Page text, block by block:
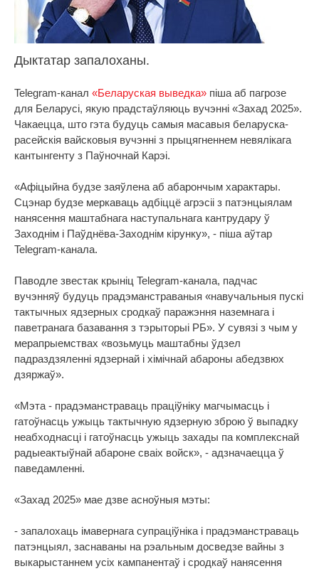
Дыктатар запалоханы.
Telegram-канал «Беларуская выведка» піша аб пагрозе
для Беларусі, якую прадстаўляюць вучэнні «Захад 2025».
Чакаецца, што гэта будуць самыя масавыя беларуска-
расейскія вайсковыя вучэнні з прыцягненнем невялікага
кантынгенту з Паўночнай Карэі.
«Афіцыйна будзе заяўлена аб абарончым характары.
Сцэнар будзе меркаваць адбіццё агрэсіі з патэнцыялам
нанясення маштабнага наступальнага кантрудару ў
Заходнім і Паўднёва-Заходнім кірунку», - піша аўтар
Telegram-канала.
Паводле звестак крыніц Telegram-канала, падчас
вучэнняў будуць прадэманстраваныя «навучальныя пускі
тактычных ядзерных сродкаў паражэння наземнага і
паветранага базавання з тэрыторыі РБ». У сувязі з чым у
мерапрыемствах «возьмуць маштабны ўдзел
падраздзяленні ядзернай і хімічнай абароны абедзвюх
дзяржаў».
«Мэта - прадэманстраваць праціўніку магчымасць і
гатоўнасць ужыць тактычную ядзерную зброю ў выпадку
неабходнасці і гатоўнасць ужыць захады па комплекснай
радыеактыўнай абароне сваіх войск», - адзначаецца ў
паведамленні.
«Захад 2025» мае дзве асноўныя мэты:
- запалохаць імавернага супраціўніка і прадэманстраваць
патэнцыял, заснаваны на рэальным досведзе вайны з
выкарыстаннем усіх кампанентаў і сродкаў нанясення